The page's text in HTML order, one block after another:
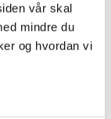
vår skal
mindre du
og hvordan vi
han også
krevende
var på